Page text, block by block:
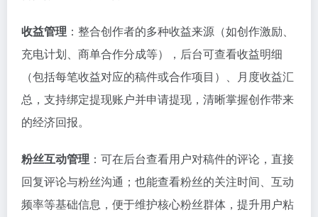
收益管理 ：整合创作者的多种收益来源（如创作激励、
充电计划、商单合作分成等），后台可查看收益明细
（包括每笔收益对应的稿件或合作项目）、月度收益汇
总，支持绑定提现账户并申请提现，清晰掌握创作带来
的经济回报。
粉丝互动管理 ：可在后台查看用户对稿件的评论，直接
回复评论与粉丝沟通；也能查看粉丝的关注时间、互动
频率等基础信息，便于维护核心粉丝群体，提升用户粘